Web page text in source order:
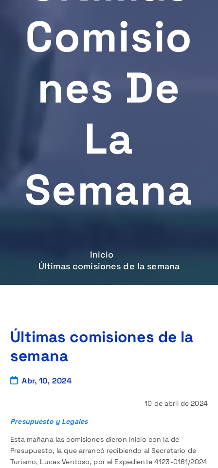
Comisio
Nes De
La
Semana
Inicio
Últimas comisiones de la semana
Últimas comisiones de la
semana
Abr, 10, 2024
10 de abril de 2024
Presupuesto y Legales
Esta mañana las comisiones dieron inicio con la de
Presupuesto, la que arrancó recibiendo al Secretario de
Turismo, Lucas Ventoso, por el Expediente 4123-0161/2024